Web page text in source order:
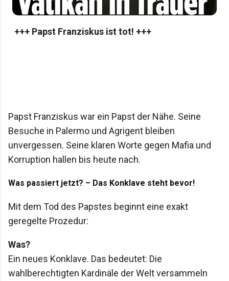
+++ Papst Franziskus ist tot! +++
Papst Franziskus war ein Papst der Nähe. Seine
Besuche in Palermo und Agrigent bleiben
unvergessen. Seine klaren Worte gegen Mafia und
Korruption hallen bis heute nach.
Was passiert jetzt? – Das Konklave steht bevor!
Mit dem Tod des Papstes beginnt eine exakt
geregelte Prozedur:
Was?
Ein neues Konklave. Das bedeutet: Die
wahlberechtigten Kardinäle der Welt versammeln